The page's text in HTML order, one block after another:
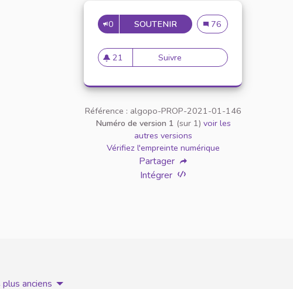
0 SOUTENIR PARTENARIAT AVEC LE
Partenariat avec le
76
21
21 abonnés
Suivre Partenariat avec le Crous
Référence : algopo-PROP-2021-01-146
Numéro de version 1 (sur 1) voir les
autres versions
Vérifiez l'empreinte numérique
Partager
Intégrer
plus anciens